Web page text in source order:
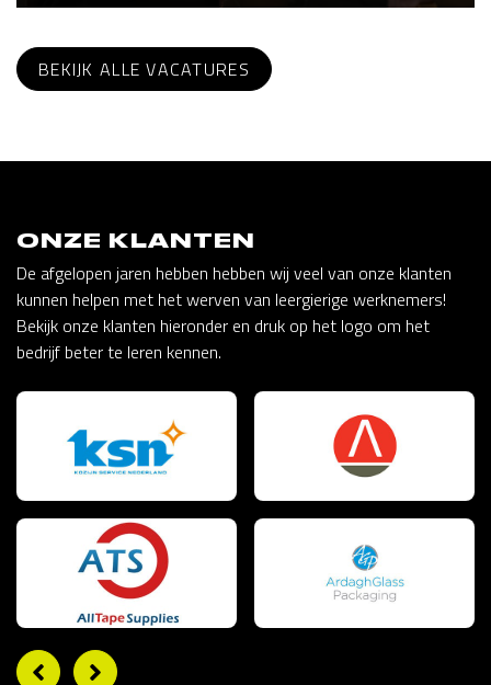
BEKIJK ALLE VACATURES
ONZE KLANTEN
De afgelopen jaren hebben hebben wij veel van onze klanten
kunnen helpen met het werven van leergierige werknemers!
Bekijk onze klanten hieronder en druk op het logo om het
bedrijf beter te leren kennen.